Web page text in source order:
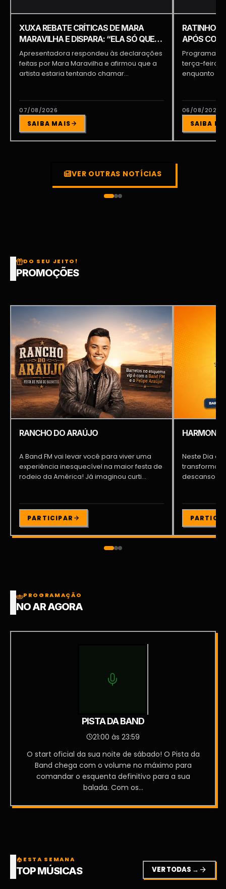
XUXA REBATE CRÍTICAS DE MARA
MARAVILHA E DISPARA: “ELA SÓ QUER
APARECER”
Apresentadora respondeu às declarações
feitas por Mara Maravilha e afirmou que a
artista estaria tentando chamar...
07/08/2026
SAIBA MAIS
RATINHO É
APÓS
PIQUILO
Programa
terça-feira
enquanto a
06/08/2026
SAIBA
VER OUTRAS NOTÍCIAS
DO SEU JEITO!
PROMOÇÕES
RANCHO DO ARAÚJO
A Band FM vai levar você para viver uma
experiência inesquecível na maior festa de
rodeio da América! Já imaginou curti...
PARTICIPAR
Neste Dia
transformar
descanso
PROGRAMAÇÃO
NO AR AGORA
PISTA DA BAND
21:00 às 23:59
O start oficial da sua noite de sábado! O Pista da
Band chega com o volume no máximo para
comandar o esquenta definitivo para a sua
balada. Com os...
local_fire_department ESTA SEMANA
TOP MÚSICAS VER TODAS → arrow_forward